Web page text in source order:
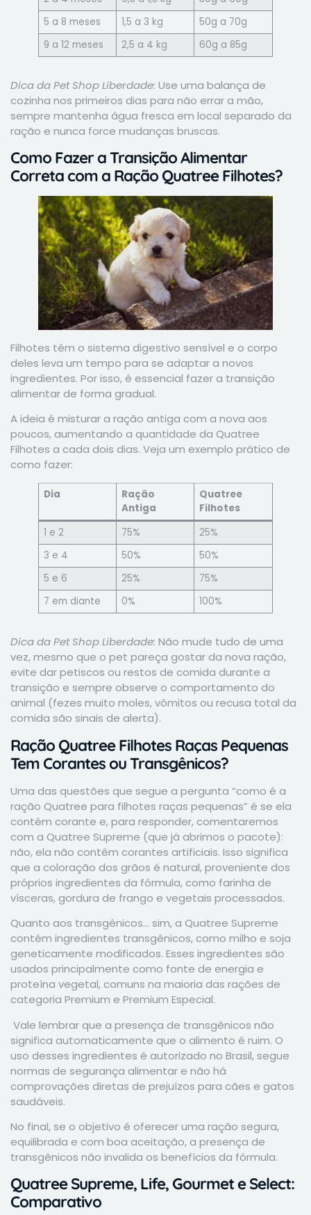
5 a 8 meses
1,5 a 3 kg
50g a 70g
9 a 12 meses
2,5 a 4 kg 60g a 85g
Dica da Pet Shop Liberdade: Use uma balança de
cozinha nos primeiros dias para não errar a mão,
sempre mantenha água fresca em local separado da
ração e nunca force mudanças bruscas.
Como Fazer a Transição Alimentar
Correta com a Ração Quatree Filhotes?
Filhotes têm o sistema digestivo sensível e o corpo
deles leva um tempo para se adaptar a novos
ingredientes. Por isso, é essencial fazer a transição
alimentar de forma gradual.
A ideia é misturar a ração antiga com a nova aos
poucos, aumentando a quantidade da Quatree
Filhotes a cada dois dias. Veja um exemplo prático de
como fazer:
Dia
Ração
Antiga
Quatree
Filhotes
1 e 2
75%
25%
3 e 4
50%
50%
5 e 6
25%
75%
7 em diante
0% 100%
Dica da Pet Shop Liberdade: Não mude tudo de uma
vez, mesmo que o pet pareça gostar da nova ração,
evite dar petiscos ou restos de comida durante a
transição e sempre observe o comportamento do
animal (fezes muito moles, vômitos ou recusa total da
comida são sinais de alerta).
Ração Quatree Filhotes Raças Pequenas
Tem Corantes ou Transgênicos?
Uma das questões que segue a pergunta “como é a
ração Quatree para filhotes raças pequenas” é se ela
contém corante e, para responder, comentaremos
com a Quatree Supreme (que já abrimos o pacote):
não, ela não contém corantes artificiais. Isso significa
que a coloração dos grãos é natural, proveniente dos
próprios ingredientes da fórmula, como farinha de
vísceras, gordura de frango e vegetais processados.
Quanto aos transgênicos… sim, a Quatree Supreme
contém ingredientes transgênicos, como milho e soja
geneticamente modificados. Esses ingredientes são
usados principalmente como fonte de energia e
proteína vegetal, comuns na maioria das rações de
categoria Premium e Premium Especial.
Vale lembrar que a presença de transgênicos não
significa automaticamente que o alimento é ruim. O
uso desses ingredientes é autorizado no Brasil, segue
normas de segurança alimentar e não há
comprovações diretas de prejuízos para cães e gatos
saudáveis.
No final, se o objetivo é oferecer uma ração segura,
equilibrada e com boa aceitação, a presença de
transgênicos não invalida os benefícios da fórmula.
Quatree Supreme, Life, Gourmet e Select:
Comparativo